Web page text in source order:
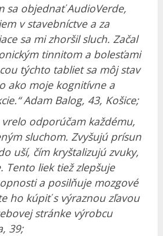
sa objednať AudioVerde,
v stavebníctve a za
sa mi zhoršil sluch. Začal
tinnitom a bolesťami
týchto tabliet sa môj stav
ako moje kognitívne a
Adam Balog, 43, Košice;
vrelo odporúčam každému,
sluchom. Zvyšujú prísun
uší, čím kryštalizujú zvuky,
Tento liek tiež zlepšuje
a posilňuje mozgové
ho kúpiť s výraznou zľavou
stránke výrobcu
39;